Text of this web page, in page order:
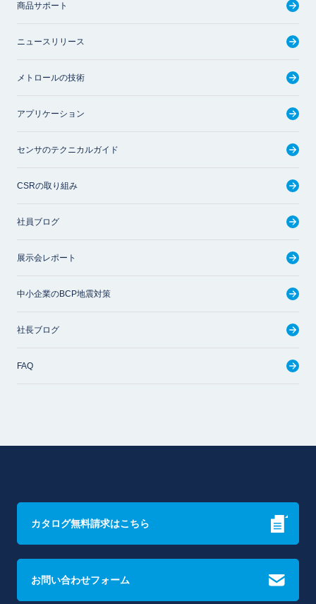
商品サポート
ニュースリリース
メトロールの技術
アプリケーション
センサのテクニカルガイド
CSRの取り組み
社員ブログ
展示会レポート
中小企業のBCP地震対策
社長ブログ
FAQ
カタログ無料請求はこちら
お問い合わせフォーム